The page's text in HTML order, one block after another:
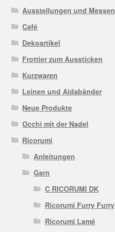
Ausstellungen und Messen
Café
Dekoartikel
Frottier zum Aussticken
Kurzwaren
Leinen und Aidabänder
Neue Produkte
Occhi mit der Nadel
Ricorumi
Anleitungen
Garn
C RICORUMI DK
Ricorumi Furry Furry
Ricorumi Lamé